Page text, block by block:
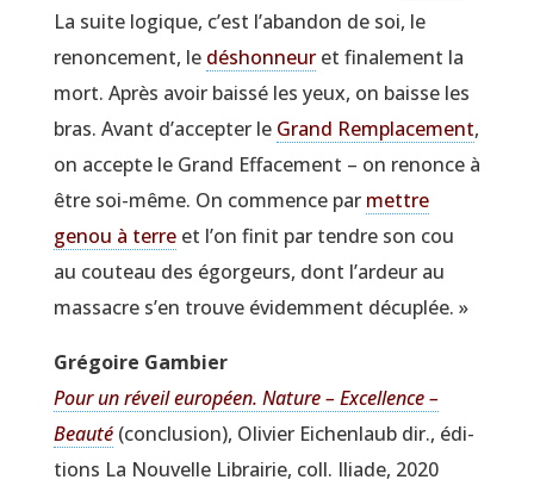
La suite logique, c’est l’abandon de soi, le
renon­ce­ment, le déshon­neuret fina­le­ment la
mort. Après avoir bais­sé les yeux, on baisse les
bras. Avant d’accepter le Grand Rem­pla­ce­ment,
on accepte le Grand Effa­ce­ment – on renonce à
être soi-même. On com­mence par mettre
genou à terreet l’on finit par tendre son cou
au cou­teau des égor­geurs, dont l’ardeur au
mas­sacre s’en trouve évi­dem­ment décuplée. »
Gré­goire Gambier
Pour un réveil euro­péen. Nature – Excel­lence –
Beau­té(conclu­sion), Oli­vier Eichen­laub dir., édi­
tions La Nou­velle Librai­rie, coll. Iliade, 2020